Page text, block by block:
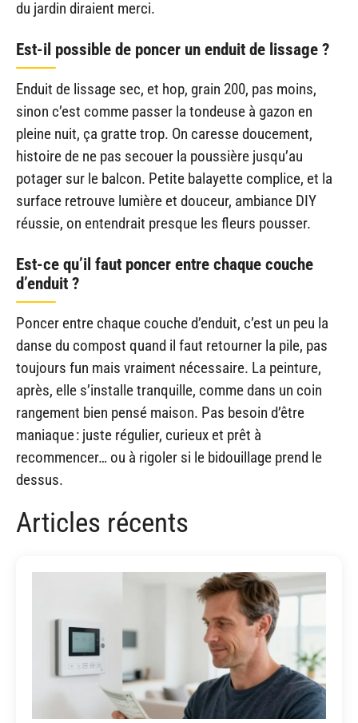
du jardin diraient merci.
Est-il possible de poncer un enduit de lissage ?
Enduit de lissage sec, et hop, grain 200, pas moins,
sinon c’est comme passer la tondeuse à gazon en
pleine nuit, ça gratte trop. On caresse doucement,
histoire de ne pas secouer la poussière jusqu’au
potager sur le balcon. Petite balayette complice, et la
surface retrouve lumière et douceur, ambiance DIY
réussie, on entendrait presque les fleurs pousser.
Est-ce qu’il faut poncer entre chaque couche
d’enduit ?
Poncer entre chaque couche d’enduit, c’est un peu la
danse du compost quand il faut retourner la pile, pas
toujours fun mais vraiment nécessaire. La peinture,
après, elle s’installe tranquille, comme dans un coin
rangement bien pensé maison. Pas besoin d’être
maniaque : juste régulier, curieux et prêt à
recommencer… ou à rigoler si le bidouillage prend le
dessus.
Articles récents